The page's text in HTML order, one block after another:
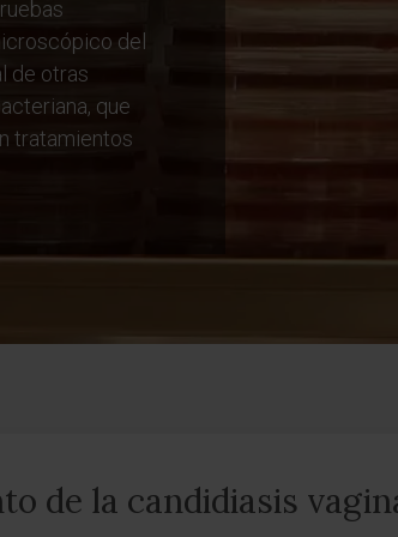
del
de otras
que
tratamientos
de la candidiasis